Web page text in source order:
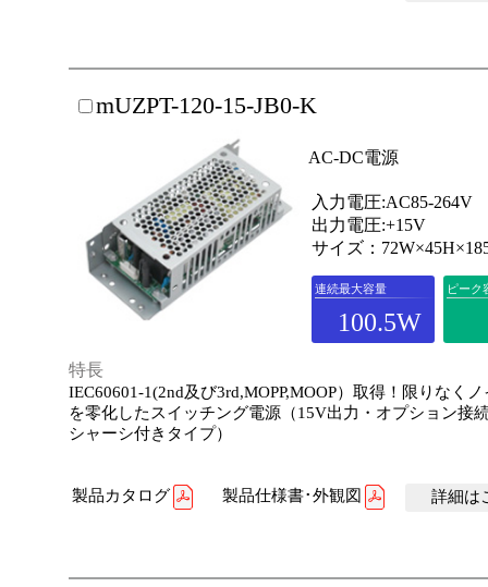
mUZPT-120-15-JB0-K
AC-DC電源
入力電圧:AC85-264V
出力電圧:+15V
サイズ：
連続最大容量
100.5W
ピーク
特長
IEC60601-1(2nd及び3rd,MOPP,MOOP）取得！限りなく
を零化したスイッチング電源（15V出力・オプション接
シャーシ付きタイプ）
製品カタログ 製品仕様書･外観図 詳細は